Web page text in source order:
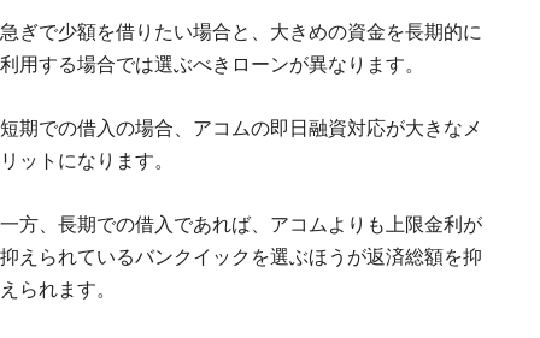
急ぎで少額を借りたい場合と、大きめの資金を長期的に
利用する場合では選ぶべきローンが異なります。
短期での借入の場合、アコムの即日融資対応が大きなメ
リットになります。
一方、長期での借入であれば、アコムよりも上限金利が
抑えられているバンクイックを選ぶほうが返済総額を抑
えられます。